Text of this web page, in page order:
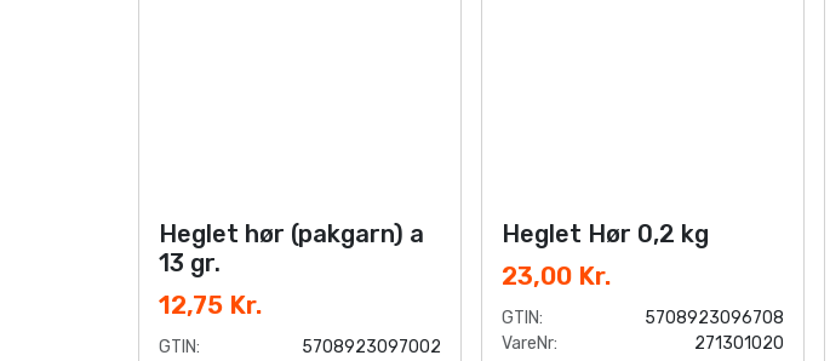
Heglet hør (pakgarn) a
13 gr.
12,75 Kr.
GTIN:
5708923097002
Heglet Hør 0,2 kg
23,00 Kr.
GTIN:
5708923096708
VareNr:
271301020